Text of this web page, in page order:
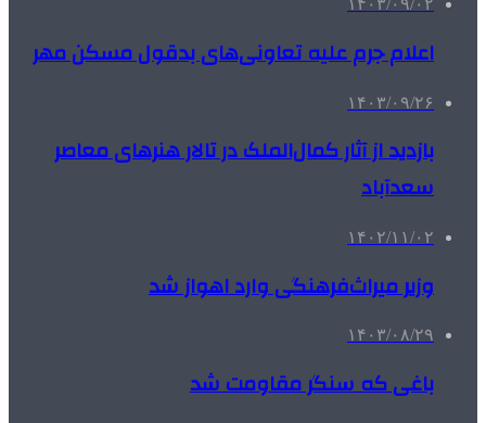
۱۴۰۳/۰۹/۰۲
اعلام جرم علیه تعاونی‌های بدقول مسکن مهر
۱۴۰۳/۰۹/۲۶
بازدید از آثار کمال‌الملک در تالار هنرهای معاصر
سعدآباد
۱۴۰۲/۱۱/۰۲
وزیر میراث‌فرهنگی وارد اهواز شد
۱۴۰۳/۰۸/۲۹
باغی که سنگر مقاومت شد